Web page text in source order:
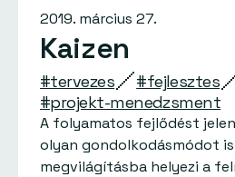
2019. március 27.
Kaizen
#tervezes
#fejlesztes
#projekt-menedzsment
A folyamatos fejlődést
olyan gondolkodásmódot
megvilágításba helyezi a